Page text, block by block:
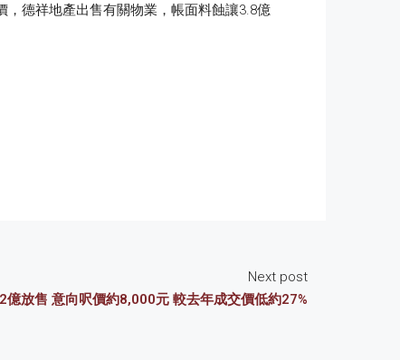
德祥地產出售有關物業，帳面料蝕讓3.8億
Next post
億放售 意向呎價約8,000元 較去年成交價低約27%